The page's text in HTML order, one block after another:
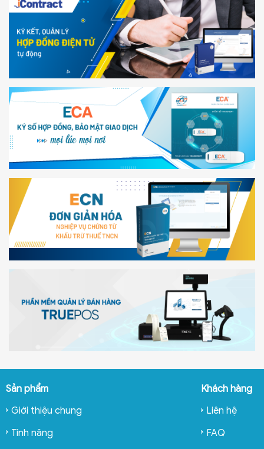
Sản phẩm
Giới thiệu chung
Tính năng
Khách hàng
Liên hệ
FAQ